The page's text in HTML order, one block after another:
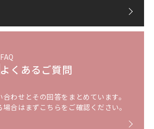
FAQ
よくあるご質問
わせとその回答をまとめています。
場合はまずこちらをご確認ください。